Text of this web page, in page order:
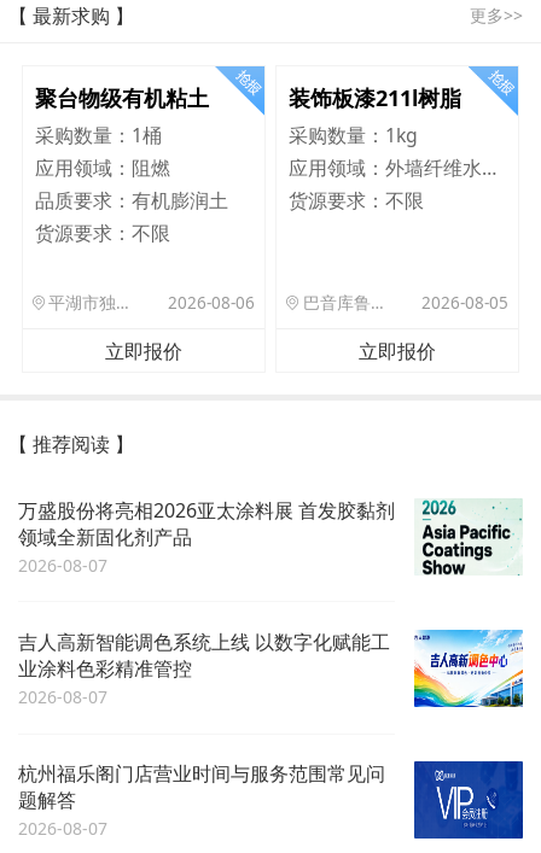
【 最新求购 】 更多>>
聚台物级有机粘土
采购数量： 1桶
应用领域： 阻燃
品质要求： 有机膨润土
货源要求： 不限
平湖市独山港镇集港路 589 号 2026-08-06
立即报价
装饰板漆211l树脂
采购数量： 1kg
应用领域：
外墙纤维水泥板
货源要求：不限
巴音库鲁提镇,托帕口岸六号库房 2026-08-05
立即报价
【 推荐阅读 】
万盛股份将亮相2026亚太涂料展 首发胶黏剂
领域全新固化剂产品
2026-08-07
吉人高新智能调色系统上线 以数字化赋能工
业涂料色彩精准管控
2026-08-07
杭州福乐阁门店营业时间与服务范围常见问
题解答
2026-08-07